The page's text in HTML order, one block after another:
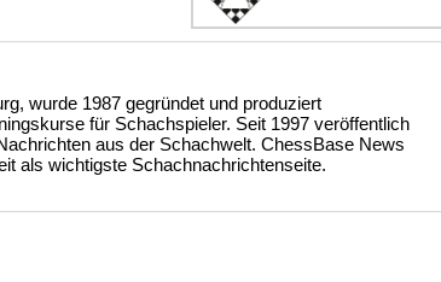
wurde 1987 gegründet und produziert
für Schachspieler. Seit 1997 veröffentlich
aus der Schachwelt. ChessBase News
als wichtigste Schachnachrichtenseite.